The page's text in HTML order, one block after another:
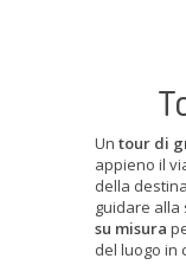
Un tour di
appieno il
della
guidare alla
su misura
del luogo in